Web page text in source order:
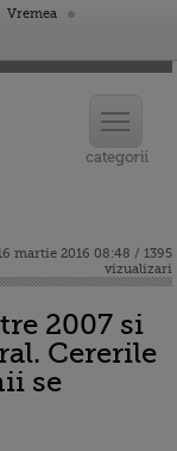
Vremea
martie 2016 08:48 / 1395
vizualizari
2007 si
Cererile
se